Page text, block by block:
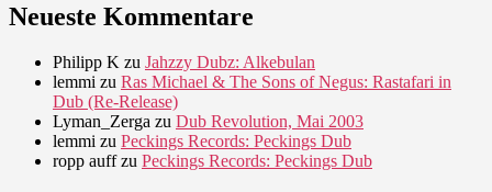
Neueste Kommentare
Philipp K zu Jahzzy Dubz: Alkebulan
lemmi zu Ras Michael & The Sons of Negus: Rastafari in
Dub (Re-Release)
Lyman_Zerga zu Dub Revolution, Mai 2003
lemmi zu Peckings Records: Peckings Dub
ropp auffzu Peckings Records: Peckings Dub